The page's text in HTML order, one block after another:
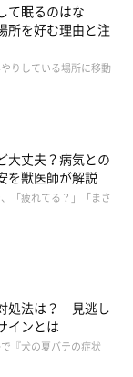
齢期に入りま
よね。
見つかっている
た。
かに相談できたら
をはじめペット
ナー、ペットフ
語るロイヤルカ
て眠るのはな
を好む理由と注
りしている場所に移動
大丈夫？病気との
を獣医師が解説
「疲れてる？」「まさ
処法は？ 見逃し
インとは
『犬の夏バテの症状